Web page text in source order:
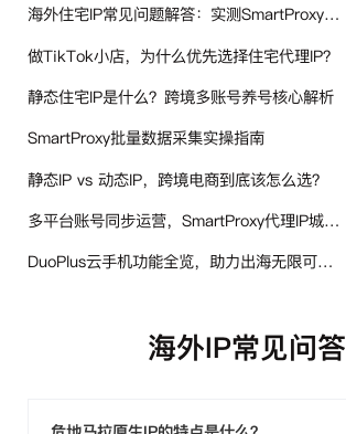
海外住宅IP常见问题解答：实测SmartProxy使用经验分享
做TikTok小店，为什么优先选择住宅代理IP？
静态住宅IP是什么？跨境多账号养号核心解析
SmartProxy批量数据采集实操指南
静态IP vs 动态IP，跨境电商到底该怎么选？
多平台账号同步运营，SmartProxy代理IP城市定位功能有哪些实用价值
DuoPlus云手机功能全览，助力出海无限可能！
海外IP常见问答